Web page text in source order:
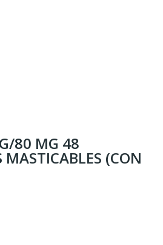
80 MG 48
(CON